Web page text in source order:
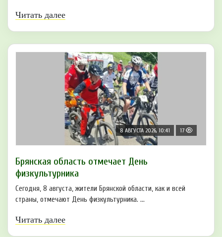
Читать далее
8 АВГУСТА 2026, 10:41 17
Брянская область отмечает День
физкультурника
Сегодня, 8 августа, жители Брянской области, как и всей
страны, отмечают День физкультурника. ...
Читать далее